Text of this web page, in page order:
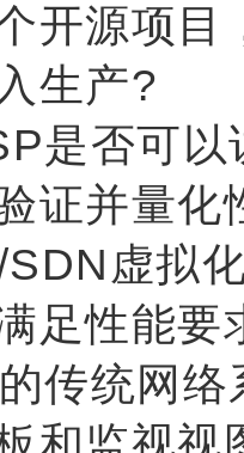
开源项目
入生产?
是否可
证并量化
虚拟
足性能
传统网